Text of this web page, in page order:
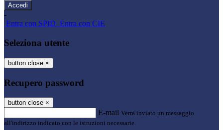
-
Entra con SPID Entra con CIE
Seleziona utente
button close ×
Recupero password
button close ×
E-mail Verrà inviato un messaggio
all'indirizzo indicato con le istruzioni necessarie.